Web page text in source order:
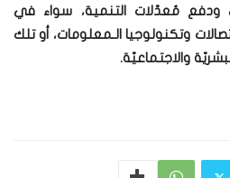
ودفع مُعدّلات التنمية، سواء في
وتكنولوجيا الـمعلومات، أو تلك
والاجتماعيّة.